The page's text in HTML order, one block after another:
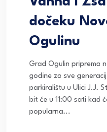
dočeku
Ogulinu
Grad Ogulin priprema
godine za sve
parkiralištu u Ulici J.J.
bit će u 11:00 sati kad
popularna...